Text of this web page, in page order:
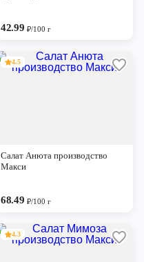
42.99₽/100 г
4.5
Салат Анюта производство
Макси
68.49₽/100 г
4.3